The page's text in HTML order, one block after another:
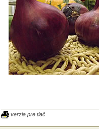
verzia pre tlač